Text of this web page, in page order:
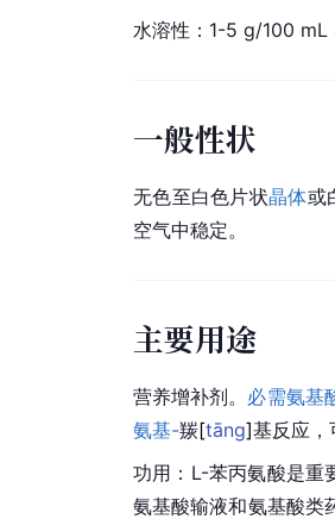
水溶性：1-5 g/100
一般性状
无色至白色片状晶体或
空气中稳定。
主要用途
营养增补剂。 必需氨基
氨基-羰[tāng]基反应，
功用：L-苯丙氨酸是重
氨基酸输液和氨基酸类